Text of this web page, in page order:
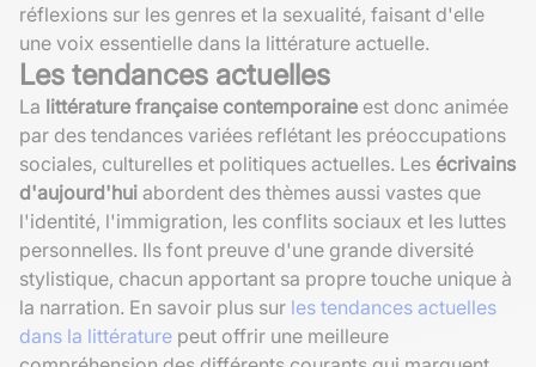
réflexions sur les genres et la sexualité, faisant d'elle
une voix essentielle dans la littérature actuelle.
Les tendances actuelles
La littérature française contemporaine est donc animée
par des tendances variées reflétant les préoccupations
sociales, culturelles et politiques actuelles. Les écrivains
d'aujourd'hui abordent des thèmes aussi vastes que
l'identité, l'immigration, les conflits sociaux et les luttes
personnelles. Ils font preuve d'une grande diversité
stylistique, chacun apportant sa propre touche unique à
la narration. En savoir plus sur les tendances actuelles
dans la littérature peut offrir une meilleure